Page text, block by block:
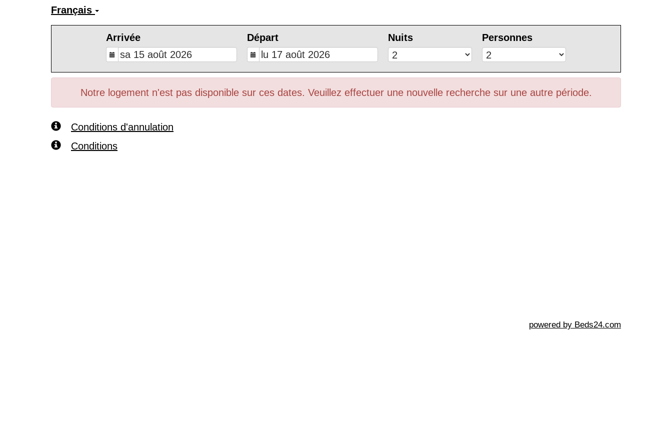
Français
Arrivée Départ Nuits Personnes
Notre logement n'est pas disponible sur ces dates. Veuillez effectuer une nouvelle recherche sur une autre période.
Conditions d'annulation
Conditions
powered by Beds24.com